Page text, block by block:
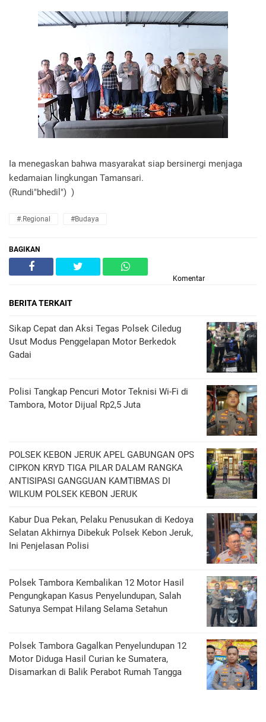
Ia menegaskan bahwa masyarakat siap bersinergi menjaga
kedamaian lingkungan Tamansari.
(Rundi"bhedil") )
#.Regional #Budaya
BAGIKAN
Komentar
BERITA TERKAIT
Sikap Cepat dan Aksi Tegas Polsek Ciledug
Usut Modus Penggelapan Motor Berkedok
Gadai
Polisi Tangkap Pencuri Motor Teknisi Wi-Fi di
Tambora, Motor Dijual Rp2,5 Juta
POLSEK KEBON JERUK APEL GABUNGAN OPS
CIPKON KRYD TIGA PILAR DALAM RANGKA
ANTISIPASI GANGGUAN KAMTIBMAS DI
WILKUM POLSEK KEBON JERUK
Kabur Dua Pekan, Pelaku Penusukan di Kedoya
Selatan Akhirnya Dibekuk Polsek Kebon Jeruk,
Ini Penjelasan Polisi
Polsek Tambora Kembalikan 12 Motor Hasil
Pengungkapan Kasus Penyelundupan, Salah
Satunya Sempat Hilang Selama Setahun
Polsek Tambora Gagalkan Penyelundupan 12
Motor Diduga Hasil Curian ke Sumatera,
Disamarkan di Balik Perabot Rumah Tangga